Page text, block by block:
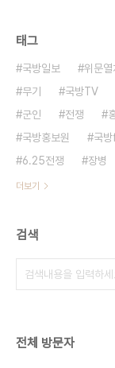
태그
국방일보 위문열
무기
국방TV
군인
전쟁
국방홍보원
국
6.25전쟁
장병
더보기
검색
전체 방문자